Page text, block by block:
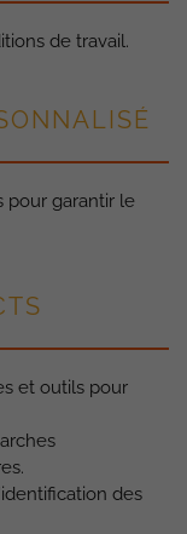
de travail.
pour garantir le
et outils pour
des